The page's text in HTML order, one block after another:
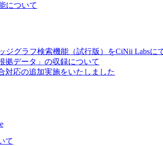
について
ジグラフ検索機能（試行版）をCiNii Labsに
拠データ」の収録について
対応の追加実施をいたしました
て